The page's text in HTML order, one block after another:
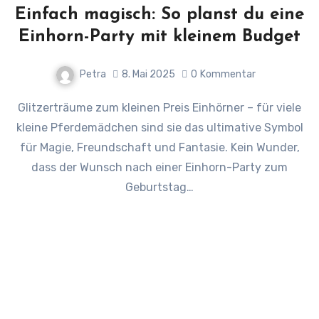
Einfach magisch: So planst du eine
Einhorn-Party mit kleinem Budget
Petra 8. Mai 2025 0 Kommentar
Glitzerträume zum kleinen Preis Einhörner – für viele
kleine Pferdemädchen sind sie das ultimative Symbol
für Magie, Freundschaft und Fantasie. Kein Wunder,
dass der Wunsch nach einer Einhorn-Party zum
Geburtstag…